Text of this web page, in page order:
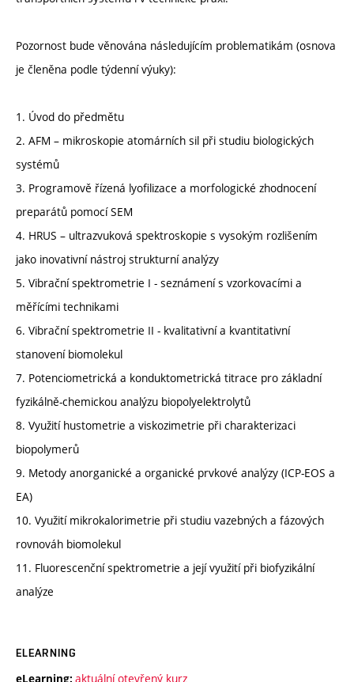
Pozornost bude věnována následujícím problematikám (osnova
je členěna podle týdenní výuky):
1. Úvod do předmětu
2. AFM – mikroskopie atomárních sil při studiu biologických
systémů
3. Programově řízená lyofilizace a morfologické zhodnocení
preparátů pomocí SEM
4. HRUS – ultrazvuková spektroskopie s vysokým rozlišením
jako inovativní nástroj strukturní analýzy
5. Vibrační spektrometrie I - seznámení s vzorkovacími a
měřícími technikami
6. Vibrační spektrometrie II - kvalitativní a kvantitativní
stanovení biomolekul
7. Potenciometrická a konduktometrická titrace pro základní
fyzikálně-chemickou analýzu biopolyelektrolytů
8. Využití hustometrie a viskozimetrie při charakterizaci
biopolymerů
9. Metody anorganické a organické prvkové analýzy (ICP-EOS a
EA)
10. Využití mikrokalorimetrie při studiu vazebných a fázových
rovnováh biomolekul
11. Fluorescenční spektrometrie a její využití při biofyzikální
analýze
ELEARNING
eLearning: aktuální otevřený kurz